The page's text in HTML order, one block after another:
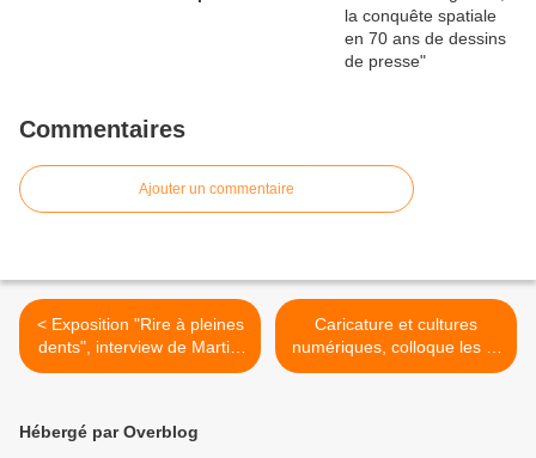
Commentaires
Ajouter un commentaire
< Exposition "Rire à pleines
dents", interview de Martial
Guédron (co-commissaire)
Caricature et cultures
numériques, colloque les 3,
4 et 5 février 2022 (visible
Hébergé par Overblog